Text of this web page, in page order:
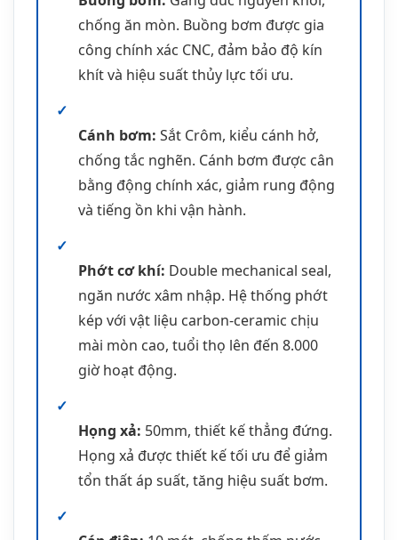
Phớt cơ khí:Double mechanical seal,
ngăn nước xâm nhập. Hệ thống phớt
kép với vật liệu carbon-ceramic chịu
giờ hoạt động.
Họng xả:50mm, thiết kế thẳng đứng.
Họng xả được thiết kế tối ưu để giảm
Cáp điện:10 mét, chống thấm nước.
Cáp điện cao su tổng hợp chịu nhiệt,
chống dầu và hóa chất, đảm bảo an
toàn tuyệt đối.
Nguyên Lý Hoạt Động